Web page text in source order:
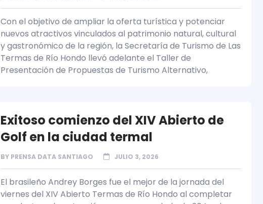
Con el objetivo de ampliar la oferta turística y potenciar
nuevos atractivos vinculados al patrimonio natural, cultural
y gastronómico de la región, la Secretaría de Turismo de Las
Termas de Río Hondo llevó adelante el Taller de
Presentación de Propuestas de Turismo Alternativo,
Exitoso comienzo del XIV Abierto de
Golf en la ciudad termal
BY PRENSA DATA SANTIAGO JULIO 3, 2026
El brasileño Andrey Borges fue el mejor de la jornada del
viernes del XIV Abierto Termas de Río Hondo al completar